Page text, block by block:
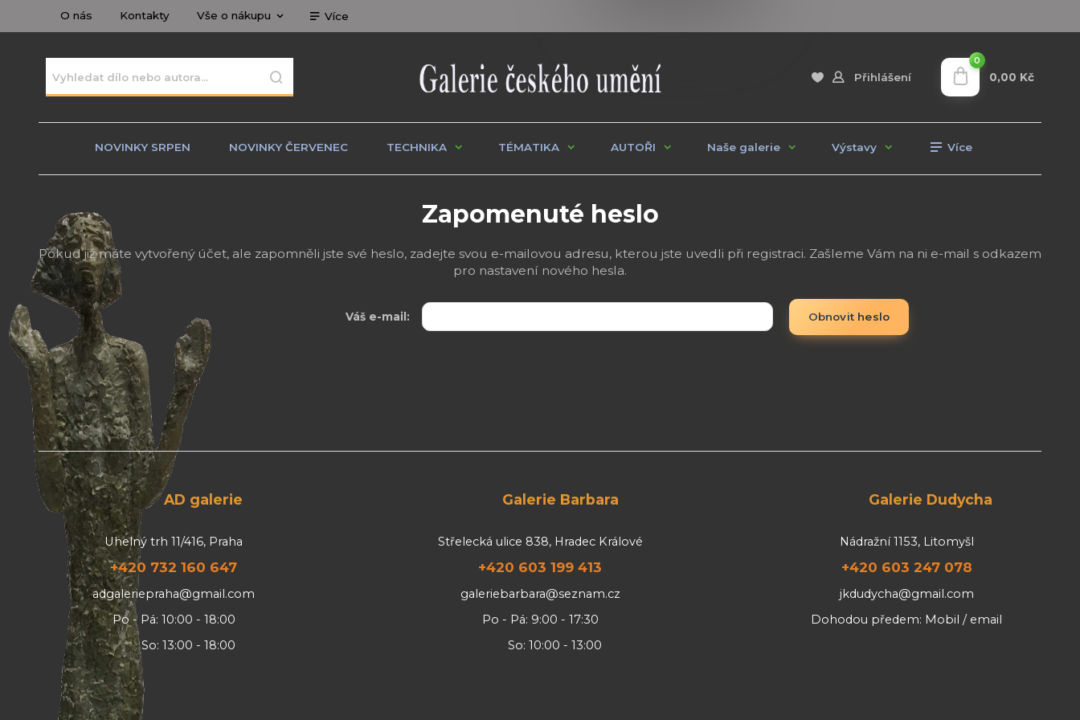
O nás Kontakty Vše o nákupu Více
Přihlášení
0
0,00 Kč
NOVINKY SRPEN NOVINKY ČERVENEC TECHNIKA TÉMATIKA AUTOŘI Naše galerie Výstavy Více
Zapomenuté heslo
Pokud již máte vytvořený účet, ale zapomněli jste své heslo, zadejte svou e-mailovou adresu, kterou jste uvedli při registraci. Zašleme Vám na ni e-mail s odkazem
pro nastavení nového hesla.
Váš e-mail: Obnovit heslo
AD galerie
Uhelný trh 11/416, Praha
+420 732 160 647
adgaleriepraha@gmail.com
Po - Pá: 10:00 - 18:00
So: 13:00 - 18:00
Galerie Barbara
Střelecká ulice 838, Hradec Králové
+420 603 199 413
galeriebarbara@seznam.cz
Po - Pá: 9:00 - 17:30
So: 10:00 - 13:00
Galerie Dudycha
Nádražní 1153, Litomyšl
+420 603 247 078
jkdudycha@gmail.com
Dohodou předem: Mobil / email